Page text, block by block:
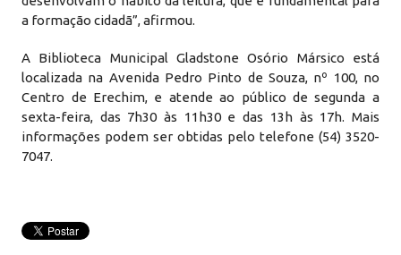
a formação cidadã”, afirmou.
A Biblioteca Municipal Gladstone Osório Mársico está
localizada na Avenida Pedro Pinto de Souza, nº 100, no
Centro de Erechim, e atende ao público de segunda a
sexta-feira, das 7h30 às 11h30 e das 13h às 17h. Mais
informações podem ser obtidas pelo telefone (54) 3520-
7047.